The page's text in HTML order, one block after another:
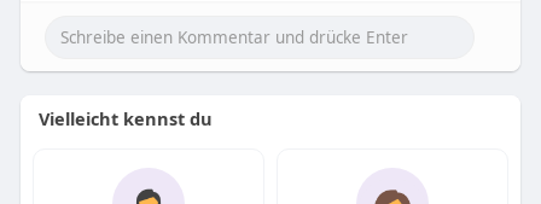
Vielleicht kennst du